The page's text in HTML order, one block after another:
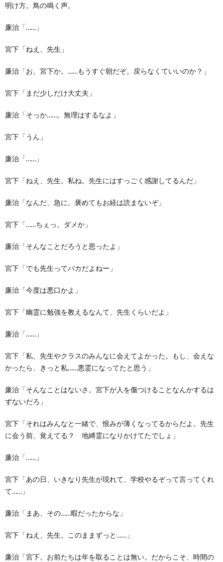
明け方。鳥の鳴く声。
廉治「……」
宮下「ねえ、先生」
廉治「お、宮下か。……もうすぐ朝だぞ。戻らなくていいのか？」
宮下「まだ少しだけ大丈夫」
廉治「そっか……。無理はするなよ」
宮下「うん」
廉治「……」
宮下「ねえ、先生。私ね。先生にはすっごく感謝してるんだ」
廉治「なんだ、急に。褒めてもお経は読まないぞ」
宮下「……ちぇっ。ダメか」
廉治「そんなことだろうと思ったよ」
宮下「でも先生ってバカだよねー」
廉治「今度は悪口かよ」
宮下「幽霊に勉強を教えるなんて、先生くらいだよ」
廉治「……」
宮下「私、先生やクラスのみんなに会えてよかった。もし、会えな
かったら、きっと私……悪霊になってたと思う」
廉治「そんなことはないさ。宮下が人を傷つけることなんかするは
ずないだろ」
宮下「それはみんなと一緒で、恨みが薄くなってるからだよ。先生
に会う前、覚えてる？ 地縛霊になりかけてたでしょ」
廉治「……」
宮下「あの日、いきなり先生が現れて、学校やるぞって言ってくれ
て……」
廉治「まあ、その……暇だったからな」
宮下「ねえ、先生。このままずっと……」
廉治「宮下。お前たちは年を取ることは無い。だからこそ、時間の